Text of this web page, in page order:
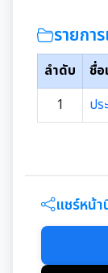
รายกา
ลำดับ
ชื่อ
1
ปร
แชร์หน้า